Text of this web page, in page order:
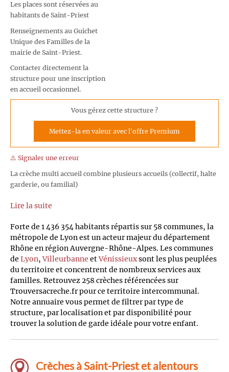
Les places sont réservées au
habitants de Saint-Priest
Renseignements au Guichet
Unique des Familles de la
mairie de Saint-Priest.
Contacter directement la
structure pour une inscription
en accueil occasionnel.
Vous gérez cette structure ?
Mettez-la en valeur avec l'offre Premium
⚠️ Signaler une erreur
La crèche multi accueil combine plusieurs accueils (collectif, halte
garderie, ou familial)
Lire la suite
Forte de 1 436 354 habitants répartis sur 58 communes, la
métropole de Lyon est un acteur majeur du département
Rhône en région Auvergne-Rhône-Alpes. Les communes
de Lyon,Villeurbanne etVénissieuxsont les plus peuplées
du territoire et concentrent de nombreux services aux
familles. Retrouvez 258 crèches référencées sur
Trouversacreche.fr pour ce territoire intercommunal.
Notre annuaire vous permet de filtrer par type de
structure, par localisation et par disponibilité pour
trouver la solution de garde idéale pour votre enfant.
Crèches à Saint-Priest et alentours